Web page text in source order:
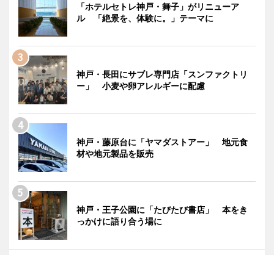
「ホテルセトレ神戸・舞子」がリニューア
ル 「絶景を、体験に。」テーマに
神戸・長田にサブレ専門店「スンファクトリ
ー」 小麦や卵アレルギーに配慮
神戸・藤原台に「ヤマダストアー」 地元食
材や地元製品を販売
神戸・王子公園に「たびたび書店」 本をき
っかけに語り合う場に